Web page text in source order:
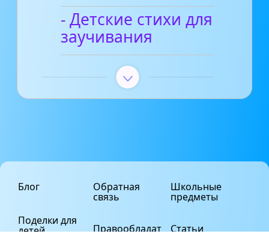
- Детские стихи для
заучивания
Блог
Поделки для
детей
Обратная
связь
Правообладат
Школьные
предметы
Статьи